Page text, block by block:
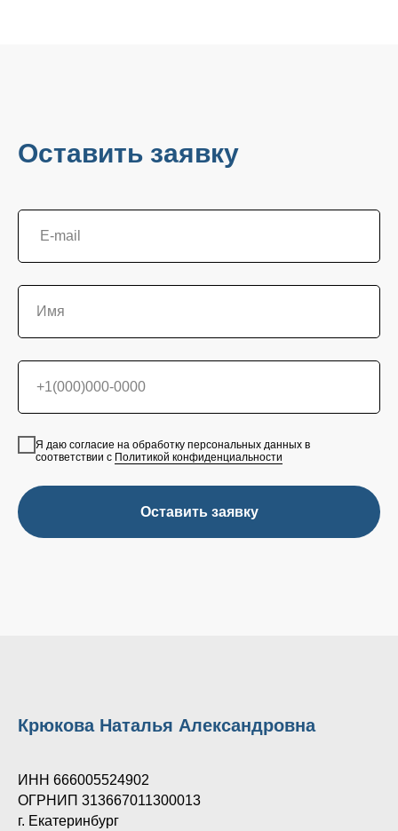
Оставить заявку
Я даю согласие на обработку персональных данных в
соответствии с Политикой конфиденциальности
Оставить заявку
Крюкова Наталья Александровна
ИНН 666005524902
ОГРНИП 313667011300013
г. Екатеринбург